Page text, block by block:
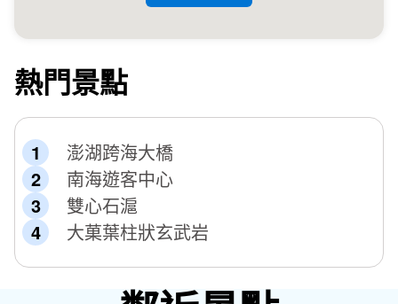
熱門景點
澎湖跨海大橋
南海遊客中心
雙心石滬
大菓葉柱狀玄武岩